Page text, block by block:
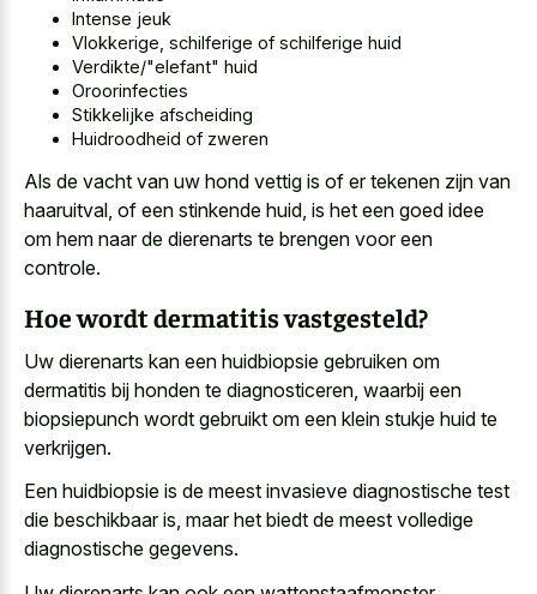
Intense jeuk
Vlokkerige, schilferige of schilferige huid
Verdikte/"elefant" huid
Oroorinfecties
Stikkelijke afscheiding
Huidroodheid of zweren
Als de vacht van uw hond vettig is of er tekenen zijn van
haaruitval, of een stinkende huid, is het een goed idee
om hem naar de dierenarts te brengen voor een
controle.
Hoe wordt dermatitis vastgesteld?
Uw dierenarts kan een huidbiopsie gebruiken om
dermatitis bij honden te diagnosticeren, waarbij een
biopsiepunch wordt gebruikt om een klein stukje huid te
verkrijgen.
Een huidbiopsie is de meest invasieve diagnostische test
die beschikbaar is, maar het biedt de meest volledige
diagnostische gegevens.